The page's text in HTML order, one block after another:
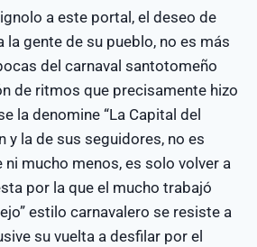
a este portal, el deseo de
la gente de su pueblo, no es más
del carnaval santotomeño
de ritmos que precisamente hizo
la denomine “La Capital del
y la de sus seguidores, no es
mucho menos, es solo volver a
por la que el mucho trabajó
estilo carnavalero se resiste a
su vuelta a desfilar por el